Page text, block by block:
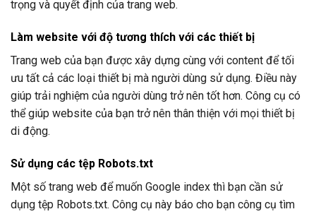
trọng và quyết định của trang web.
Làm website với độ tương thích với các thiết bị
Trang web của bạn được xây dựng cùng với content để tối
ưu tất cả các loại thiết bị mà người dùng sử dụng. Điều này
giúp trải nghiệm của người dùng trở nên tốt hơn. Công cụ có
thể giúp website của bạn trở nên thân thiện với mọi thiết bị
di động.
Sử dụng các tệp Robots.txt
Một số trang web để muốn Google index thì bạn cần sử
dụng tệp Robots.txt. Công cụ này báo cho bạn công cụ tìm